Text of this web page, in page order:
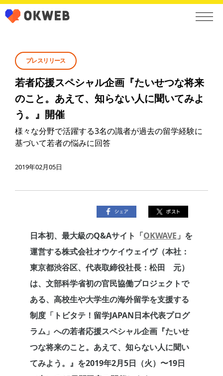
プレスリリース
若者応援スペシャル企画『たいせつな将来
のこと。あえて、知らない人に聞いてみよ
う。』開催
様々な分野で活躍する3名の識者が過去の留学経験に
基づいて若者の悩みに回答
2019年02月05日
日本初、最大級のQ&Aサイト「OKWAVE 」を
運営する株式会社オウケイウェイヴ（本社：
東京都渋谷区、代表取締役社長：松田 元）
は、文部科学省初の官民協働プロジェクトで
ある、高校生や大学生の海外留学を支援する
制度「トビタテ！留学JAPAN日本代表プログ
ラム」への若者応援スペシャル企画『たいせ
つな将来のこと。あえて、知らない人に聞い
てみよう。』を2019年2月5日（火）〜19日